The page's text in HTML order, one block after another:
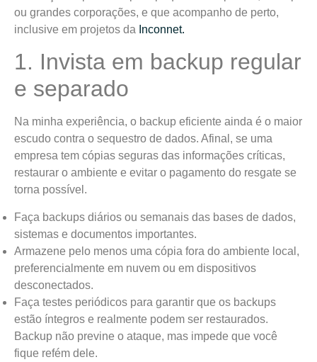
ou grandes corporações, e que acompanho de perto,
inclusive em projetos da Inconnet.
1. Invista em backup regular
e separado
Na minha experiência, o backup eficiente ainda é o maior
escudo contra o sequestro de dados. Afinal, se uma
empresa tem cópias seguras das informações críticas,
restaurar o ambiente e evitar o pagamento do resgate se
torna possível.
Faça backups diários ou semanais das bases de dados,
sistemas e documentos importantes.
Armazene pelo menos uma cópia fora do ambiente local,
preferencialmente em nuvem ou em dispositivos
desconectados.
Faça testes periódicos para garantir que os backups
estão íntegros e realmente podem ser restaurados.
Backup não previne o ataque, mas impede que você
fique refém dele.